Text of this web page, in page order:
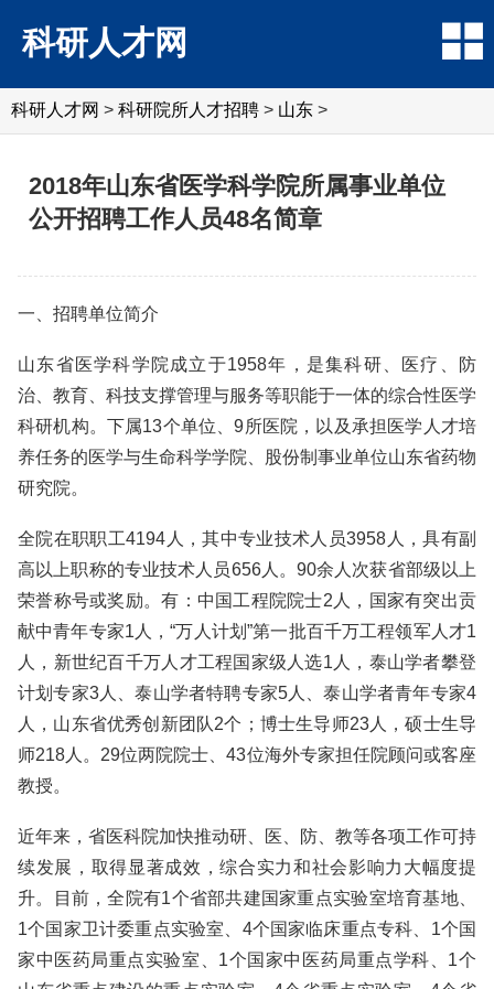
科研人才网
科研人才网 > 科研院所人才招聘 > 山东 >
2018年山东省医学科学院所属事业单位
公开招聘工作人员48名简章
一、招聘单位简介
山东省医学科学院成立于1958年，是集科研、医疗、防
治、教育、科技支撑管理与服务等职能于一体的综合性医学
科研机构。下属13个单位、9所医院，以及承担医学人才培
养任务的医学与生命科学学院、股份制事业单位山东省药物
研究院。
全院在职职工4194人，其中专业技术人员3958人，具有副
高以上职称的专业技术人员656人。90余人次获省部级以上
荣誉称号或奖励。有：中国工程院院士2人，国家有突出贡
献中青年专家1人，“万人计划”第一批百千万工程领军人才1
人，新世纪百千万人才工程国家级人选1人，泰山学者攀登
计划专家3人、泰山学者特聘专家5人、泰山学者青年专家4
人，山东省优秀创新团队2个；博士生导师23人，硕士生导
师218人。29位两院院士、43位海外专家担任院顾问或客座
教授。
近年来，省医科院加快推动研、医、防、教等各项工作可持
续发展，取得显著成效，综合实力和社会影响力大幅度提
升。目前，全院有1个省部共建国家重点实验室培育基地、
1个国家卫计委重点实验室、4个国家临床重点专科、1个国
家中医药局重点实验室、1个国家中医药局重点学科、1个